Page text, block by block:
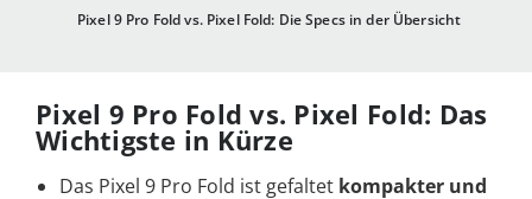
Pixel 9 Pro Fold vs. Pixel Fold: Die Specs in der Übersicht
Pixel 9 Pro Fold vs. Pixel Fold: Das
Wichtigste in Kürze
Das Pixel 9 Pro Fold ist gefaltet kompakter und